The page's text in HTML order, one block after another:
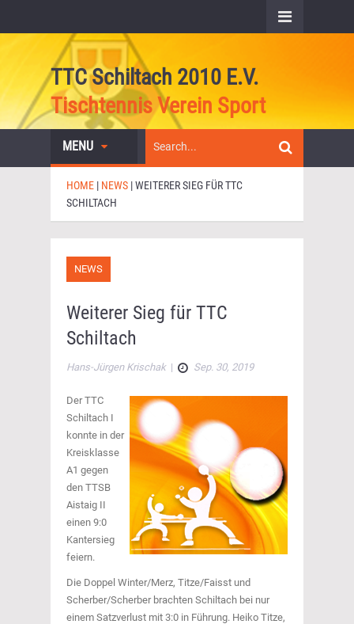
TTC Schiltach 2010 E.V.
Tischtennis Verein Sport
MENU
HOME | NEWS |WEITERER SIEG FÜR TTC
SCHILTACH
NEWS
Weiterer Sieg für TTC
Schiltach
Hans-Jürgen Krischak| Sep. 30, 2019
Der TTC
Schiltach I
konnte in der
Kreisklasse
A1 gegen
den TTSB
Aistaig II
einen 9:0
Kantersieg
feiern.
Die Doppel Winter/Merz, Titze/Faisst und
Scherber/Scherber brachten Schiltach bei nur
einem Satzverlust mit 3:0 in Führung. Heiko Titze,